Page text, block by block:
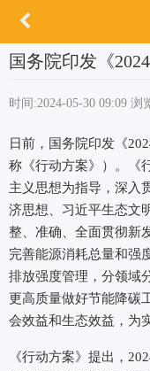
国务院印发《
时间:2024-05-30 09:09 浏
日前，国务院印发《
称《行动方案》）。《
主义思想为指导，深入
济思想、习近平生态文
整、准确、全面贯彻新
完善能源消耗总量和强
排放强度管理，分领域
更高质量做好节能降碳
会效益和生态效益，为
《行动方案》提出，